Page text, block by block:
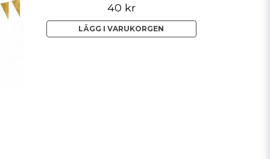
40 kr
LÄGG I VARUKORGEN